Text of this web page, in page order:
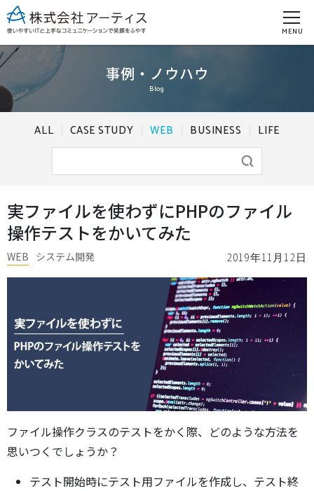
MENU
事例・ノウハウ
Blog
ALL CASE STUDY WEB BUSINESS LIFE
実ファイルを使わずにPHPのファイル
操作テストをかいてみた
2019年11月12日
WEB システム開発
ファイル操作クラスのテストをかく際、どのような方法を
思いつくでしょうか？
テスト開始時にテスト用ファイルを作成し、テスト終